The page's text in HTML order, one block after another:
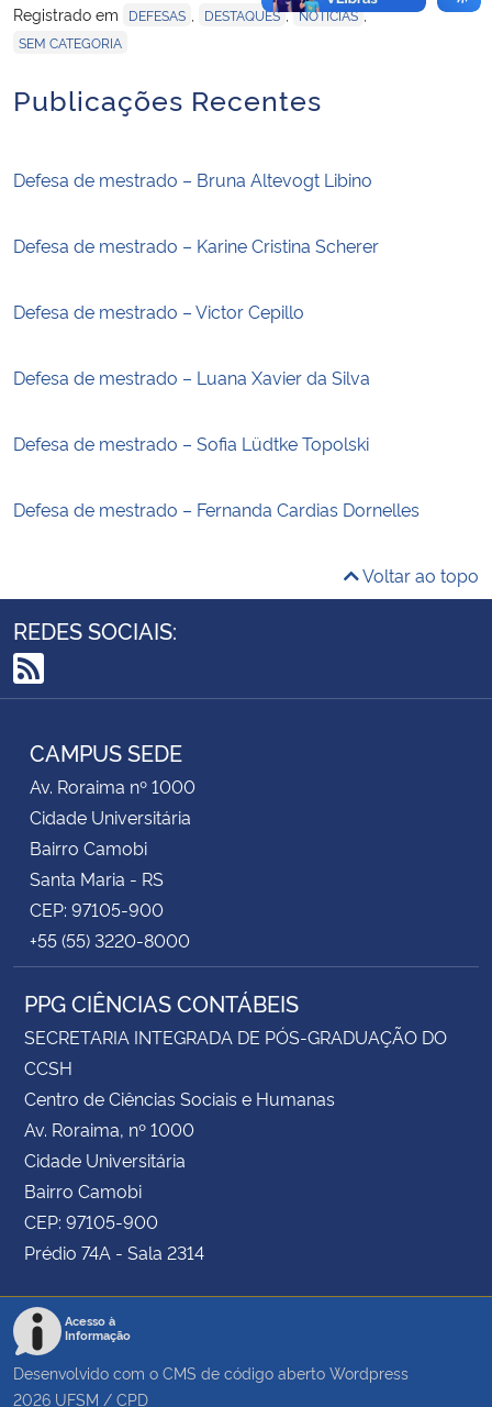
Registrado em
DEFESAS DESTAQUES , NOTÍCIAS ,
SEM CATEGORIA
Publicações Recentes
Defesa de mestrado – Bruna Altevogt Libino
Defesa de mestrado – Karine Cristina Scherer
Defesa de mestrado – Victor Cepillo
Defesa de mestrado – Luana Xavier da Silva
Defesa de mestrado – Sofia Lüdtke Topolski
Defesa de mestrado – Fernanda Cardias Dornelles
Voltar ao topo
REDES SOCIAIS:
RSS
CAMPUS SEDE
Av. Roraima nº 1000
Cidade Universitária
Bairro Camobi
Santa Maria - RS
CEP: 97105-900
+55 (55) 3220-8000
PPG CIÊNCIAS CONTÁBEIS
SECRETARIA INTEGRADA DE PÓS-GRADUAÇÃO DO
CCSH
Centro de Ciências Sociais e Humanas
Av. Roraima, nº 1000
Cidade Universitária
Bairro Camobi
CEP: 97105-900
Prédio 74A - Sala 2314
Acesso à
Informação
Desenvolvido com o CMS de código aberto Wordpress
2026 UFSM / CPD